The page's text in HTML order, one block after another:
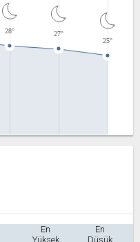
28°
27°
25°
En
Yüksek
En
Düşük